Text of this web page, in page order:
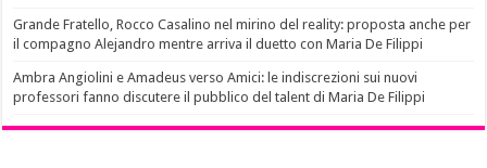
Grande Fratello, Rocco Casalino nel mirino del reality: proposta anche per
il compagno Alejandro mentre arriva il duetto con Maria De Filippi
Ambra Angiolini e Amadeus verso Amici: le indiscrezioni sui nuovi
professori fanno discutere il pubblico del talent di Maria De Filippi